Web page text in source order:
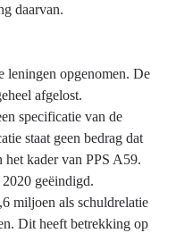
daarvan.
leningen opgenomen. De
afgelost.
specificatie van de
staat geen bedrag dat
kader van PPS A59.
geëindigd.
miljoen als schuldrelatie
Dit heeft betrekking op